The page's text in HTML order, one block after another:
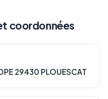
coordonnées
29430 PLOUESCAT